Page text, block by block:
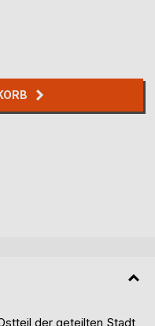
der geteilten Stadt